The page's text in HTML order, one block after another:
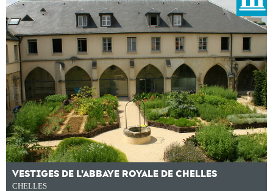
VESTIGES DE L'ABBAYE ROYALE DE CHELLES
CHELLES